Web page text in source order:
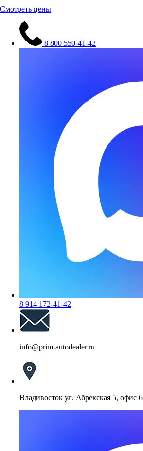
Смотреть цены
8 800 550-41-42
8 914 172-41-42
info@prim-autodealer.ru
Владивосток ул. Абрекская 5, офис 6